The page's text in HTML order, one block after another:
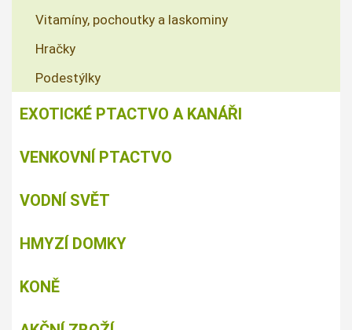
Vitamíny, pochoutky a laskominy
Hračky
Podestýlky
EXOTICKÉ PTACTVO A KANÁŘI
VENKOVNÍ PTACTVO
VODNÍ SVĚT
HMYZÍ DOMKY
KONĚ